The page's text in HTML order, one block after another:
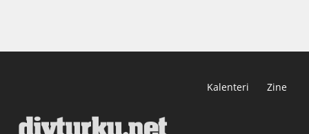
Kalenteri Zine